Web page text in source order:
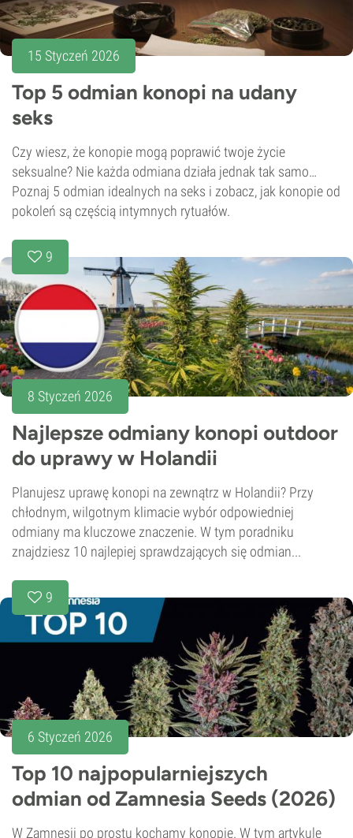
15 Styczeń 2026
Top 5 odmian konopi na udany
seks
Czy wiesz, że konopie mogą poprawić twoje życie
seksualne? Nie każda odmiana działa jednak tak samo…
Poznaj 5 odmian idealnych na seks i zobacz, jak konopie od
pokoleń są częścią intymnych rytuałów.
9
8 Styczeń 2026
Najlepsze odmiany konopi outdoor
do uprawy w Holandii
Planujesz uprawę konopi na zewnątrz w Holandii? Przy
chłodnym, wilgotnym klimacie wybór odpowiedniej
odmiany ma kluczowe znaczenie. W tym poradniku
znajdziesz 10 najlepiej sprawdzających się odmian...
9
6 Styczeń 2026
Top 10 najpopularniejszych
odmian od Zamnesia Seeds (2026)
W Zamnesii po prostu kochamy konopie. W tym artykule